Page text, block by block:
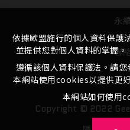
永
聯
Copyright © 2022
依據歐盟施行的個人資料保護
並提供您對個人資料的掌握
遵循該個人資料保護法。請
本網站使用cookies以提供更
本網站如何使用